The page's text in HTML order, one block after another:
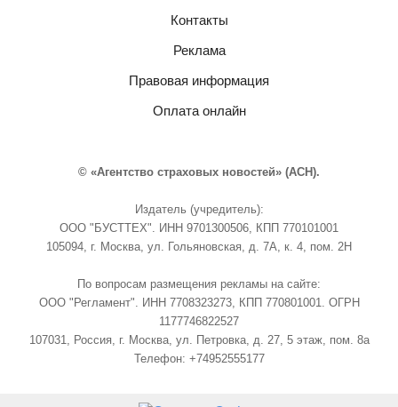
Контакты
Реклама
Правовая информация
Оплата онлайн
© «Агентство страховых новостей» (АСН).
Издатель (учредитель):
ООО "БУСТТЕХ". ИНН 9701300506, КПП 770101001
105094, г. Москва, ул. Гольяновская, д. 7А, к. 4, пом. 2Н
По вопросам размещения рекламы на сайте:
ООО "Регламент". ИНН 7708323273, КПП 770801001. ОГРН
1177746822527
107031, Россия, г. Москва, ул. Петровка, д. 27, 5 этаж, пом. 8а
Телефон: +74952555177